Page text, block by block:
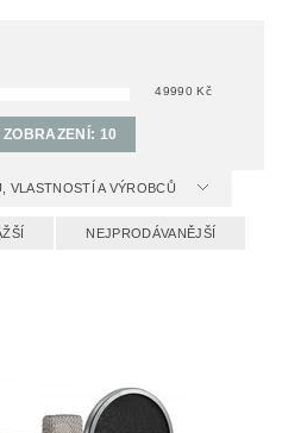
49990Kč
ZOBRAZENÍ: 10
VLASTNOSTÍ A VÝROBCŮ
NEJPRODÁVANĚJŠÍ